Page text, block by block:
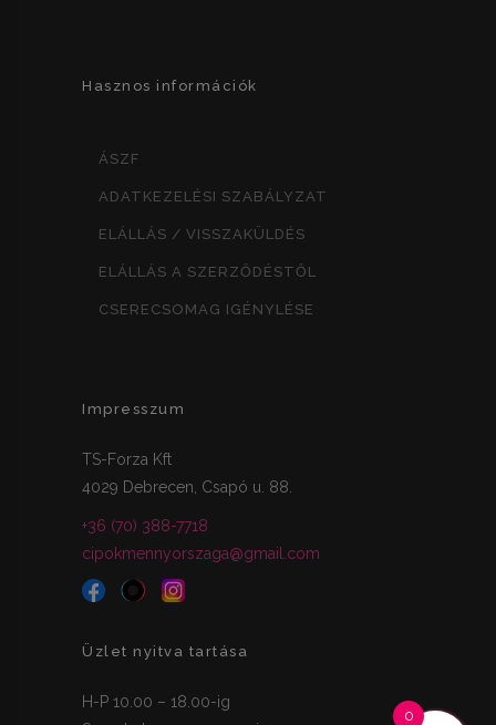
Hasznos információk
ÁSZF
ADATKEZELÉSI SZABÁLYZAT
ELÁLLÁS / VISSZAKÜLDÉS
ELÁLLÁS A SZERZŐDÉSTŐL
CSERECSOMAG IGÉNYLÉSE
Impresszum
TS-Forza Kft
4029 Debrecen, Csapó u. 88.
+36 (70) 388-7718
cipokmennyorszaga@gmail.com
Üzlet nyitva tartása
H-P 10.00 – 18.00-ig
0